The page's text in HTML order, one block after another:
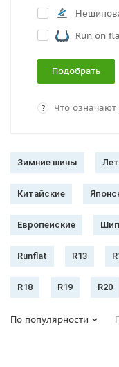
Run on
? Что
Зимние шины
Китайские
Европейские
Runflat R13
R18 R19 R20
По популярности